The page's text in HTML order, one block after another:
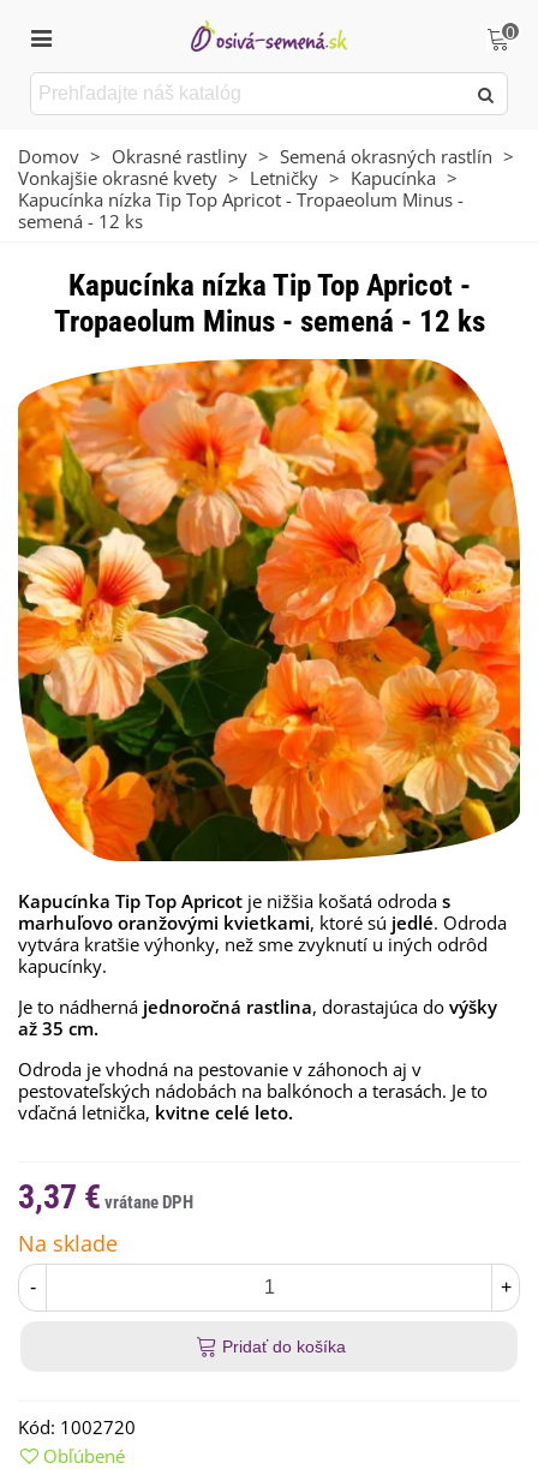
0
Domov > Okrasné rastliny > Semená okrasných rastlín >
Vonkajšie okrasné kvety > Letničky > Kapucínka >
Kapucínka nízka Tip Top Apricot - Tropaeolum Minus -
semená - 12 ks
Kapucínka nízka Tip Top Apricot -
Tropaeolum Minus - semená - 12 ks
Kapucínka Tip Top Apricot je nižšia košatá odroda s
marhuľovo oranžovými kvietkami, ktoré sú jedlé. Odroda
vytvára kratšie výhonky, než sme zvyknutí u iných odrôd
kapucínky.
Je to nádherná jednoročná rastlina, dorastajúca do výšky
až 35 cm.
Odroda je vhodná na pestovanie v záhonoch aj v
pestovateľských nádobách na balkónoch a terasách. Je to
vďačná letnička, kvitne celé leto.
3,37 €
Na sklade
- +
Pridať do košíka
Kód: 1002720
Obľúbené